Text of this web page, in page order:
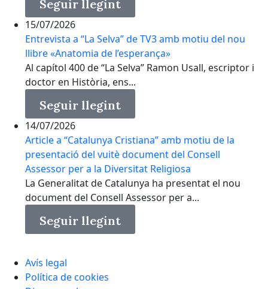
Seguir llegint
15/07/2026
Entrevista a “La Selva” de TV3 amb motiu del nou
llibre «Anatomia de l’esperança»
Al capítol 400 de “La Selva” Ramon Usall, escriptor i
doctor en Història, ens...
Seguir llegint
14/07/2026
Article a “Catalunya Cristiana” amb motiu de la
presentació del vuitè document del Consell
Assessor per a la Diversitat Religiosa
La Generalitat de Catalunya ha presentat el nou
document del Consell Assessor per a...
Seguir llegint
Avís legal
Política de cookies